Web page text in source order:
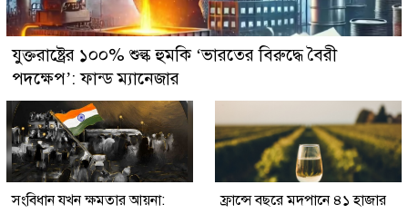
যুক্তরাষ্ট্রের ১০০% শুল্ক হুমকি ‘ভারতের বিরুদ্ধে বৈরী
পদক্ষেপ’: ফান্ড ম্যানেজার
সংবিধান যখন ক্ষমতার আয়না:
ফ্রান্সে বছরে মদপানে ৪১ হাজার